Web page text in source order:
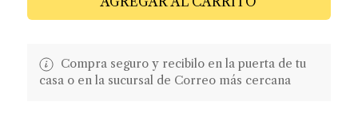
Compra seguro y recibilo en la puerta de tu
casa o en la sucursal de Correo más cercana